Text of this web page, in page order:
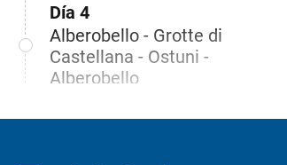
Día 4
Alberobello - Grotte di
Castellana - Ostuni -
Alberobello